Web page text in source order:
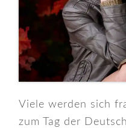
Viele werden sich
zum Tag der